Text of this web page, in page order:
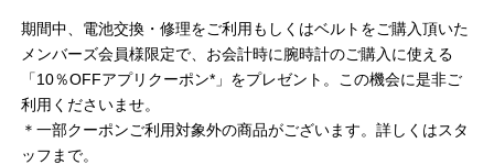
期間中、電池交換・修理をご利用もしくはベルトをご購入頂いた
メンバーズ会員様限定で、お会計時に腕時計のご購入に使える
「10％OFFアプリクーポン*」をプレゼント。この機会に是非ご
利用くださいませ。
＊一部クーポンご利用対象外の商品がございます。詳しくはスタ
ッフまで。